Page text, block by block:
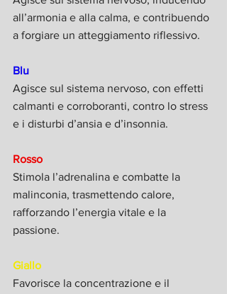
all’armonia e alla calma, e contribuendo
a forgiare un atteggiamento riflessivo.
Blu
Agisce sul sistema nervoso, con effetti
calmanti e corroboranti, contro lo stress
e i disturbi d’ansia e d’insonnia.
Rosso
Stimola l’adrenalina e combatte la
malinconia, trasmettendo calore,
rafforzando l’energia vitale e la
passione.
Giallo
Favorisce la concentrazione e il